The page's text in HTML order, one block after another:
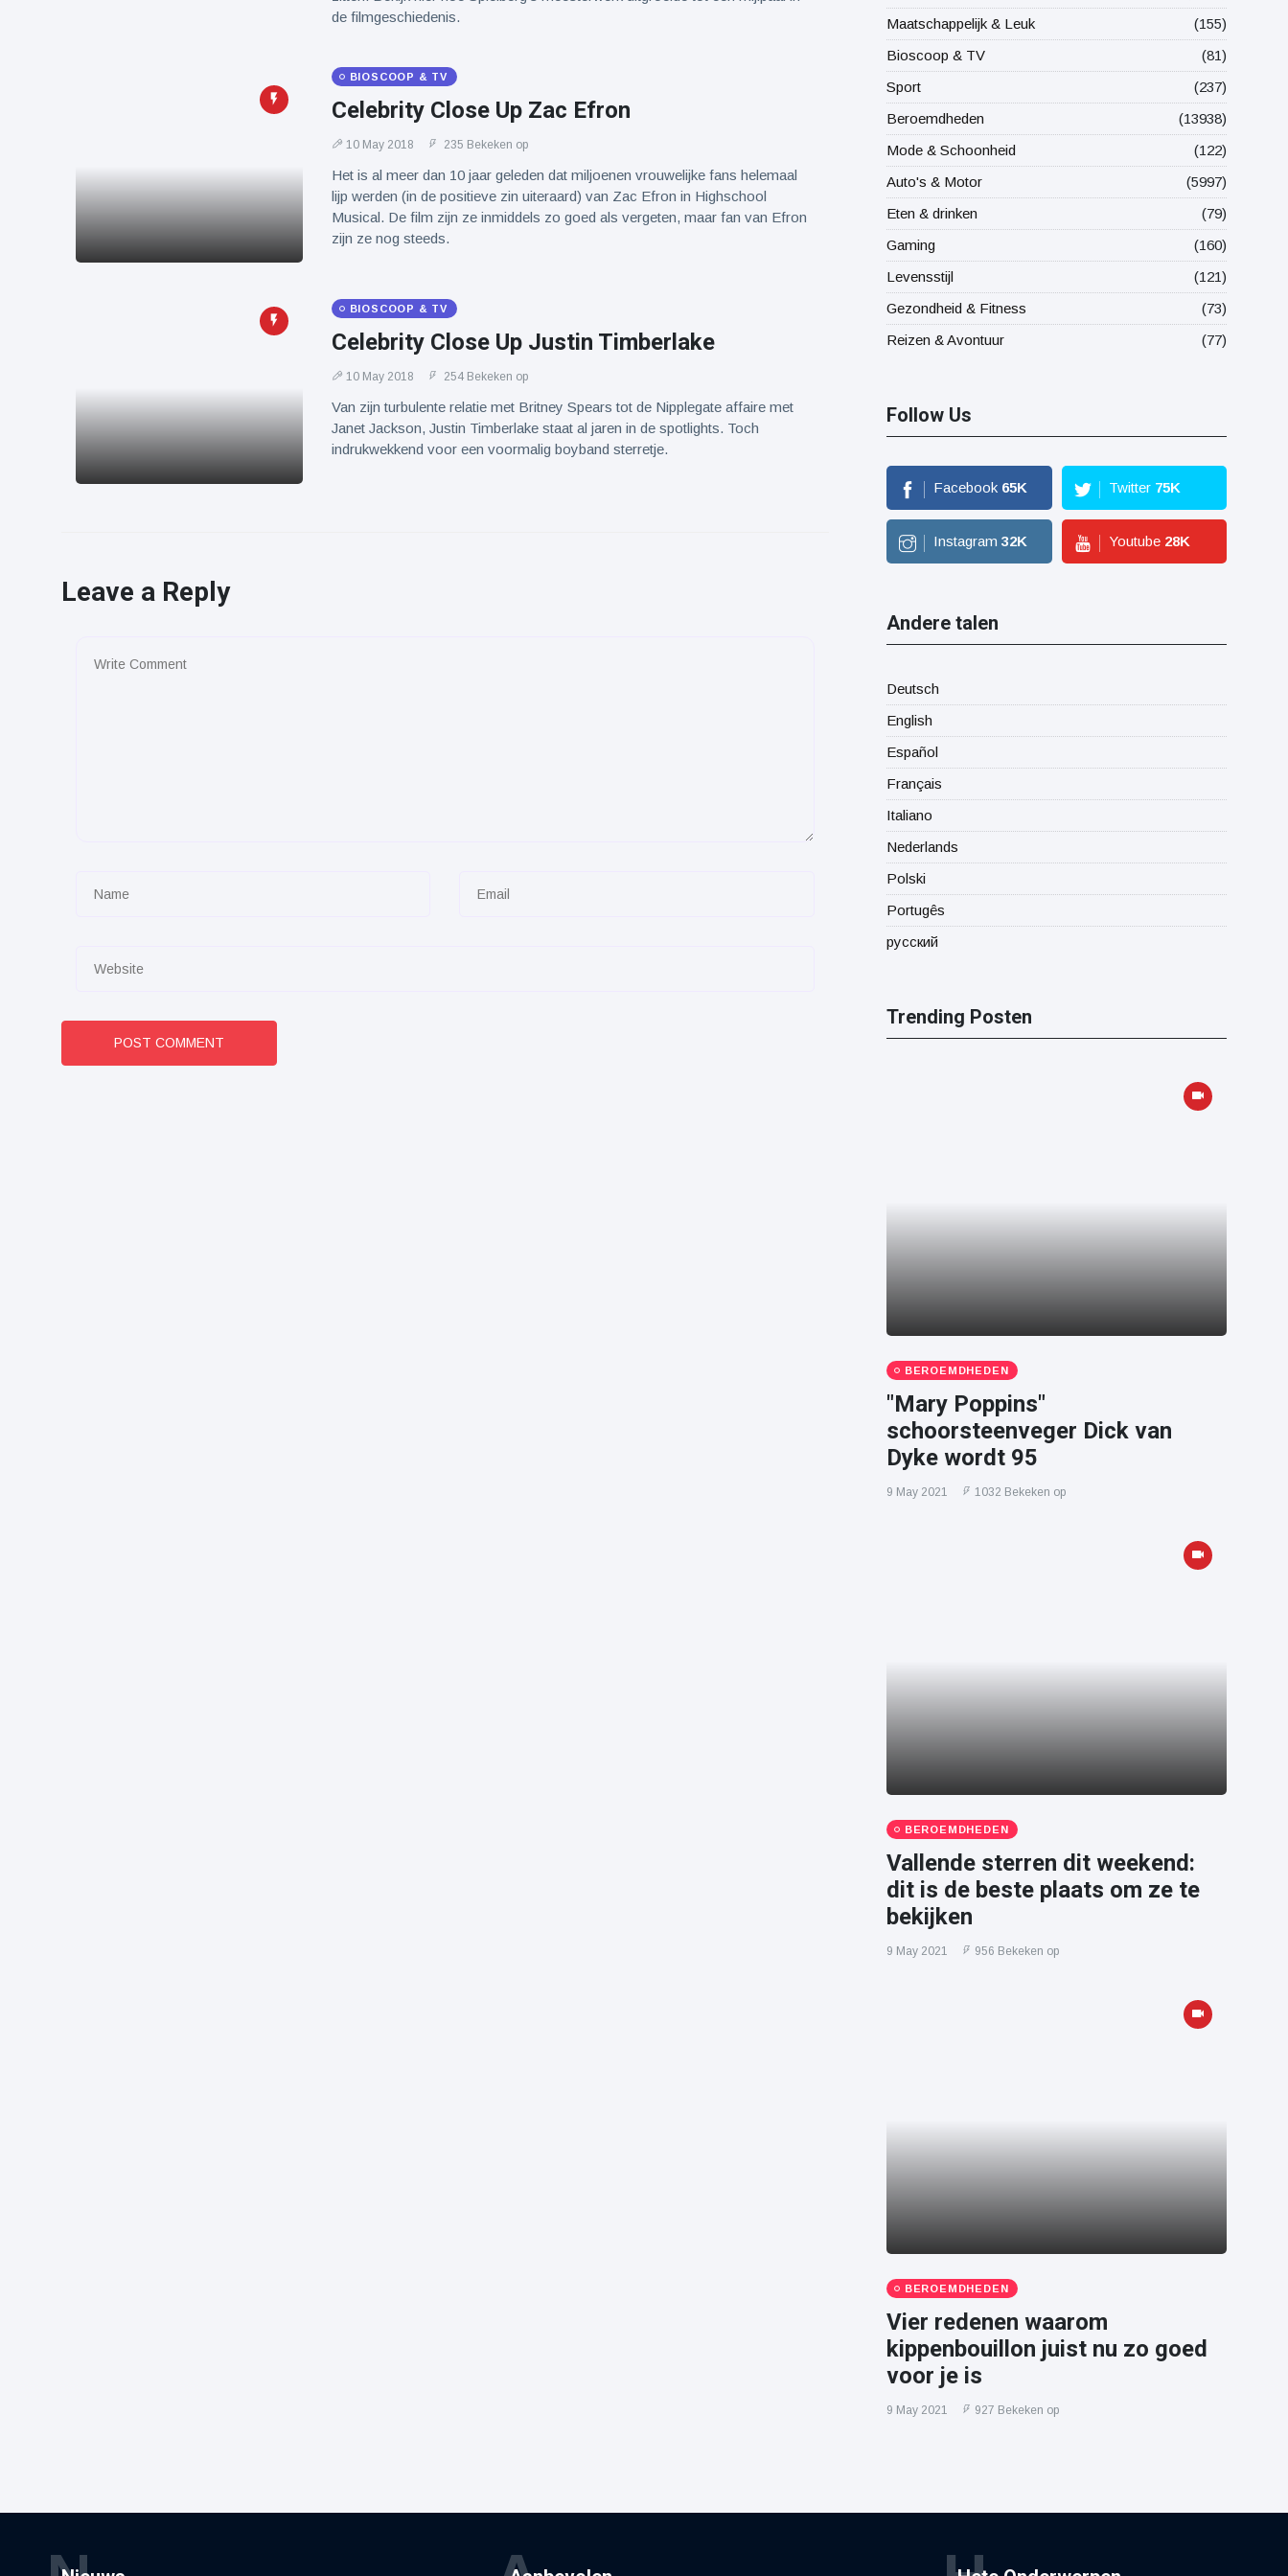
de filmgeschiedenis.
BIOSCOOP & TV
Celebrity Close Up Zac Efron
10 May 2018 235 Bekeken op
Het is al meer dan 10 jaar geleden dat miljoenen vrouwelijke fans helemaal
lijp werden (in de positieve zin uiteraard) van Zac Efron in Highschool
Musical. De film zijn ze inmiddels zo goed als vergeten, maar fan van Efron
zijn ze nog steeds.
BIOSCOOP & TV
Celebrity Close Up Justin Timberlake
10 May 2018 254 Bekeken op
Van zijn turbulente relatie met Britney Spears tot de Nipplegate affaire met
Janet Jackson, Justin Timberlake staat al jaren in de spotlights. Toch
indrukwekkend voor een voormalig boyband sterretje.
Leave a Reply
POST COMMENT
Maatschappelijk & Leuk
(155)
Bioscoop & TV
(81)
Sport
(237)
Beroemdheden
(13938)
Mode & Schoonheid
(122)
Auto's & Motor
(5997)
Eten & drinken
(79)
Gaming
(160)
Levensstijl
(121)
Gezondheid & Fitness
(73)
Reizen & Avontuur
(77)
Follow Us
Facebook 65K Twitter 75K
Instagram 32K Youtube 28K
Andere talen
Deutsch
English
Español
Français
Italiano
Nederlands
Polski
Portugês
русский
Trending Posten
BEROEMDHEDEN
"Mary Poppins"
schoorsteenveger Dick van
Dyke wordt 95
9 May 2021 1032 Bekeken op
BEROEMDHEDEN
Vallende sterren dit weekend:
dit is de beste plaats om ze te
bekijken
9 May 2021 956 Bekeken op
BEROEMDHEDEN
Vier redenen waarom
kippenbouillon juist nu zo goed
voor je is
9 May 2021 927 Bekeken op